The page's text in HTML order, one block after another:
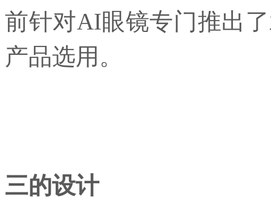
前针对AI眼镜专门推出
产品选用。
三的设计